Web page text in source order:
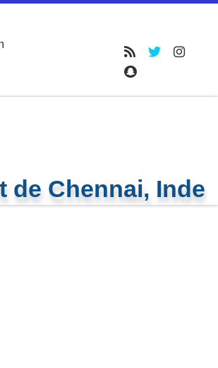
de Chennai, Inde